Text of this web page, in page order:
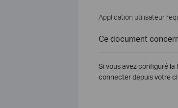
Application utilisateur
Ce document
Si vous avez configuré
connecter depuis votre